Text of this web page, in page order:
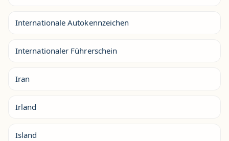
Internationale Autokennzeichen
Internationaler Führerschein
Iran
Irland
Island